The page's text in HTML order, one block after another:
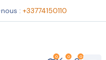
: +33774150110
0 0 0